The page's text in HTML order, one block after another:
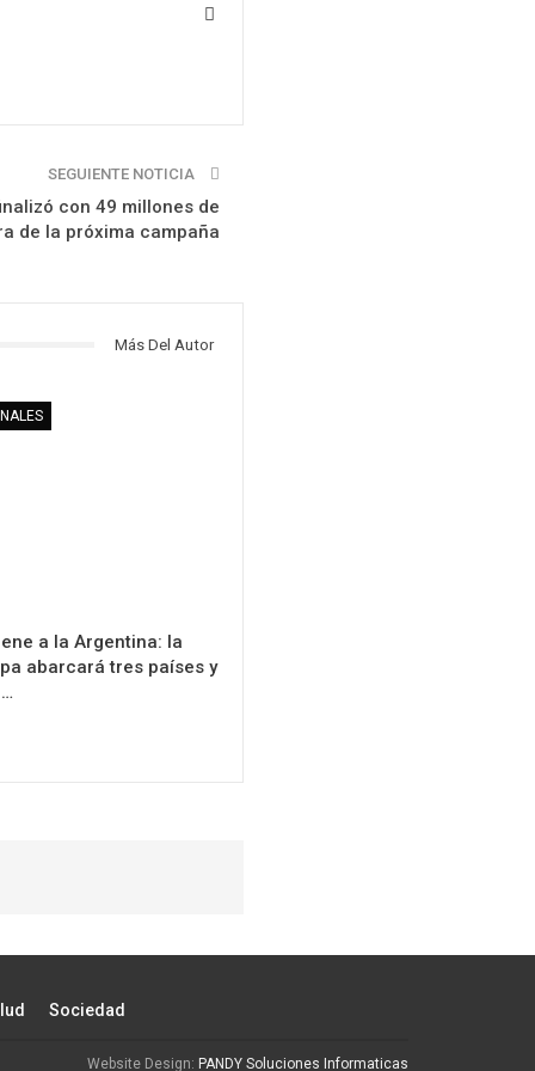
SEGUIENTE NOTICIA
con 49 millones de
de la próxima campaña
Más Del Autor
a la Argentina: la
abarcará tres países y
Sociedad
Website Design: PANDY Soluciones Informaticas